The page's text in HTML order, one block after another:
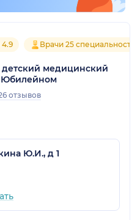
Врачи 25 специальностей
медицинский
Юбилейном
отзывов
Ю.И., д 1